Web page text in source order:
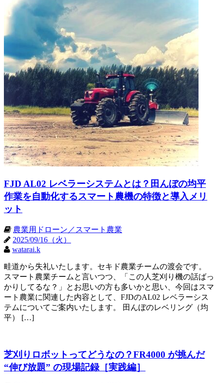
FJD AL02 レベラーシステムとは？田んぼの均平
作業を自動化するスマート農機の特徴と導入メリ
ット
農業用ドローン／スマート農業
2025/09/16（火）
watarai.k
畦道から失礼いたします。セキド農業チームの渡会です。
スマート農業チームと言いつつ、「この人芝刈り機の話ばっ
かりしてるな？」とお思いの方も多いかと思い、今回はスマ
ート農業に関連した内容として、FJDのAL02 レベラーシス
テムについてご案内いたします。 田んぼのレベリング（均
平） […]
芝刈りロボットってどうなの？FR4000 が挑んだ
“伸び放題” の現場記録［実践編］